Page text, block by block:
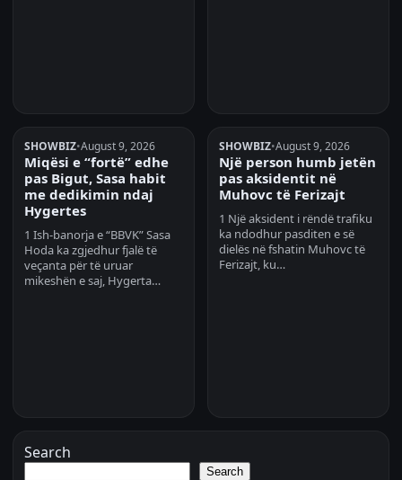
SHOWBIZ•August 9, 2026
Miqësi e “fortë” edhe
pas Bigut, Sasa habit
me dedikimin ndaj
Hygertes
1 Ish-banorja e “BBVK” Sasa
Hoda ka zgjedhur fjalë të
veçanta për të uruar
mikeshën e saj, Hygerta…
SHOWBIZ•August 9, 2026
Një person humb jetën
pas aksidentit në
Muhovc të Ferizajt
1 Një aksident i rëndë trafiku
ka ndodhur pasditen e së
dielës në fshatin Muhovc të
Ferizajt, ku…
Search
Search